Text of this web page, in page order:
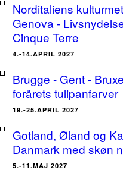
Norditaliens
Genova -
Cinque Terre
4.-14.APRIL 2027
Brugge - Gent -
forårets tulipanfarver
19.-25.APRIL 2027
Gotland, Øland og
Danmark med skøn
5.-11.MAJ 2027